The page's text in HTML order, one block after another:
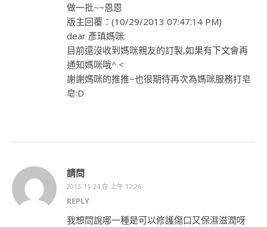
做一批~~恩恩
版主回覆：(10/29/2013 07:47:14 PM)
dear 彥瑱媽咪:
目前還沒收到媽咪親友的訂製,如果有下文會再
通知媽咪哦^.<
謝謝媽咪的推推~也很期待再次為媽咪服務打皂
皂:D
請問
2013-11-24 在 上午 12:26
REPLY
我想問說哪一種是可以修護傷口又保濕滋潤呀